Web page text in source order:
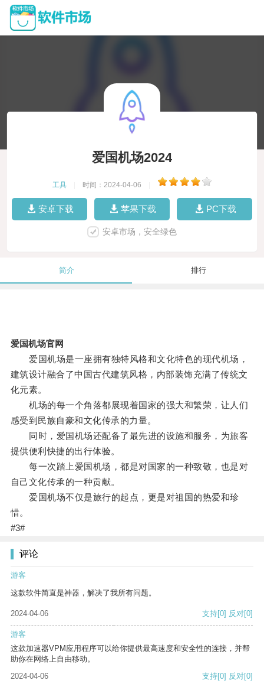
爱国机场2024
工具 时间：2024-04-06
安卓下载 苹果下载 PC下载
安卓市场，安全绿色
简介 排行
爱国机场官网
爱国机场是一座拥有独特风格和文化特色的现代机场，
建筑设计融合了中国古代建筑风格，内部装饰充满了传统文
化元素。
机场的每一个角落都展现着国家的强大和繁荣，让人们
感受到民族自豪和文化传承的力量。
同时，爱国机场还配备了最先进的设施和服务，为旅客
提供便利快捷的出行体验。
每一次踏上爱国机场，都是对国家的一种致敬，也是对
自己文化传承的一种贡献。
爱国机场不仅是旅行的起点，更是对祖国的热爱和珍
惜。
#3#
评论
游客
这款软件简直是神器，解决了我所有问题。
2024-04-06 支持[0] 反对[0]
游客
这款加速器VPM应用程序可以给你提供最高速度和安全性的连接，并帮
助你在网络上自由移动。
2024-04-06
支持[0] 反对[0]